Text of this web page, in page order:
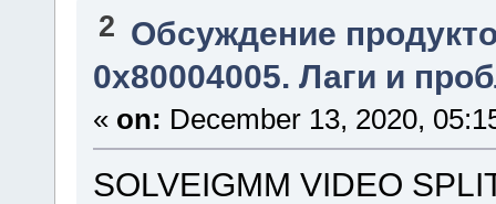
2 Обсуждение
0x80004005. Лаги и
« on: December 13, 2020,
SOLVEIGMM VIDEO